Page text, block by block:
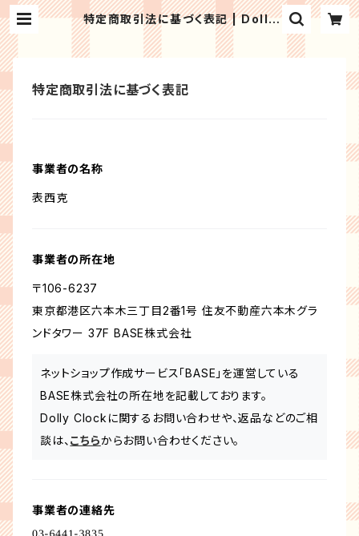
特定商取引法に基づく表記 | Dolly
Clock
特定商取引法に基づく表記
事業者の名称
表西克
事業者の所在地
〒106-6237
東京都港区六本木三丁目2番1号 住友不動産六本木グラ
ンドタワー 37F BASE株式会社
ネットショップ作成サービス「BASE」を運営している
BASE株式会社の所在地を記載しております。
Dolly Clockに関するお問い合わせや、返品などのご相
談は、 こちらからお問い合わせください。
事業者の連絡先